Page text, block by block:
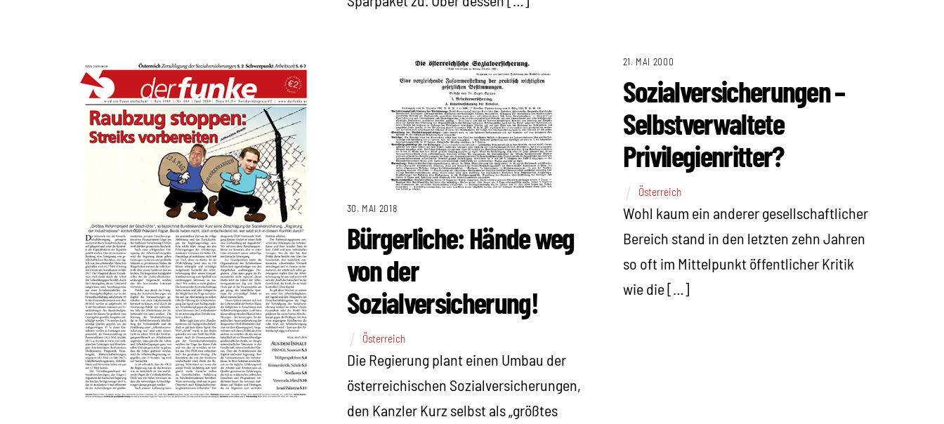
30. MAI 2018
Bürgerliche: Hände weg
von der
Sozialversicherung!
Österreich
Die Regierung plant einen Umbau der
österreichischen Sozialversicherungen,
den Kanzler Kurz selbst als „größtes
21. MAI 2000
Sozialversicherungen –
Selbstverwaltete
Privilegienritter?
Österreich
Wohl kaum ein anderer gesellschaftlicher
Bereich stand in den letzten zehn Jahren
so oft im Mittelpunkt öffentlicher Kritik
wie die […]